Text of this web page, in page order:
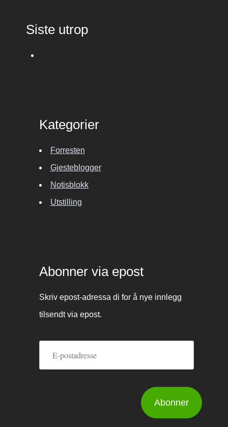
Siste utrop
Kategorier
Forresten
Gjesteblogger
Notisblokk
Utstilling
Abonner via epost
Skriv epost-adressa di for å nye innlegg
tilsendt via epost.
Abonner